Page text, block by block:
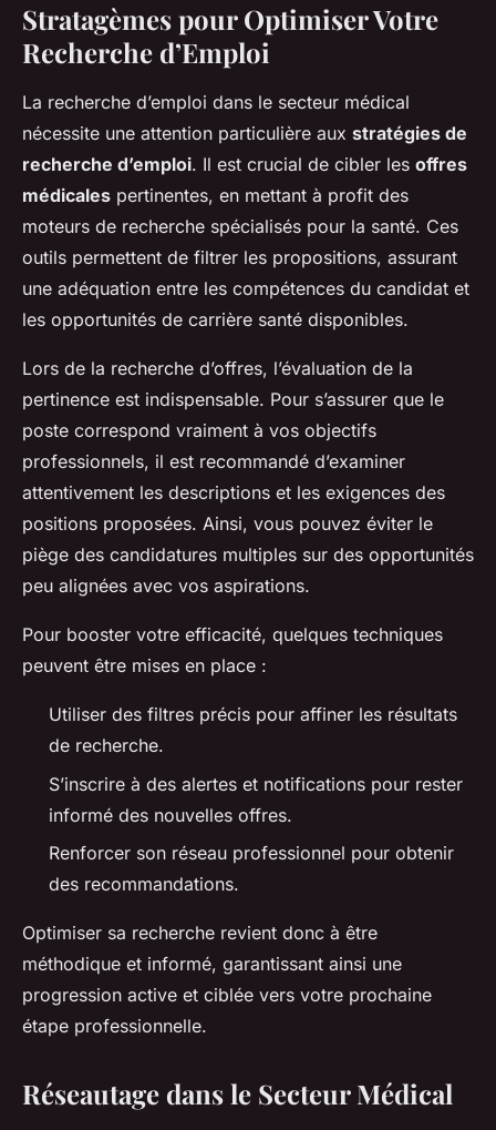
Optimisez Votre Recherche
d'Emploi en Tirant Parti des
Offres Médicales
Nino•17 mars 2025 5 min de lecture
Stratagèmes pour Optimiser Votre
Recherche d’Emploi
La recherche d’emploi dans le secteur médical
nécessite une attention particulière aux stratégies de
recherche d’emploi. Il est crucial de cibler les offres
médicales pertinentes, en mettant à profit des
moteurs de recherche spécialisés pour la santé. Ces
outils permettent de filtrer les propositions, assurant
une adéquation entre les compétences du candidat et
les opportunités de carrière santé disponibles.
Lors de la recherche d’offres, l’évaluation de la
pertinence est indispensable. Pour s’assurer que le
poste correspond vraiment à vos objectifs
professionnels, il est recommandé d’examiner
attentivement les descriptions et les exigences des
positions proposées. Ainsi, vous pouvez éviter le
piège des candidatures multiples sur des opportunités
peu alignées avec vos aspirations.
Pour booster votre efficacité, quelques techniques
peuvent être mises en place :
Utiliser des filtres précis pour affiner les résultats
de recherche.
S’inscrire à des alertes et notifications pour rester
informé des nouvelles offres.
Renforcer son réseau professionnel pour obtenir
des recommandations.
Optimiser sa recherche revient donc à être
méthodique et informé, garantissant ainsi une
progression active et ciblée vers votre prochaine
étape professionnelle.
Réseautage dans le Secteur Médical